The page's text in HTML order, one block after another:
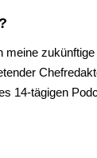
14-tägigen